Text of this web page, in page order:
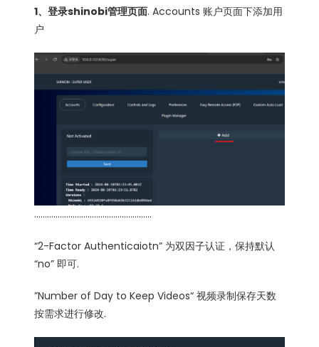
1、登录shinobi管理页面. Accounts 账户页面下添加用
户
……………………………………………….
“2-Factor Authenticaiotn” 为双因子认证，保持默认
“no” 即可.
”Number of Day to Keep Videos“ 视频录制保存天数
按需求进行修改.